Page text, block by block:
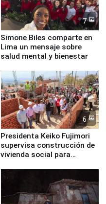
7
Simone Biles comparte en
Lima un mensaje sobre
salud mental y bienestar
6
Presidenta Keiko Fujimori
supervisa construcción de
vivienda social para